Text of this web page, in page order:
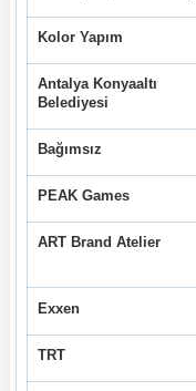
Kolor Yapım
Antalya Konyaaltı
Belediyesi
Bağımsız
PEAK Games
ART Brand Atelier
Exxen
TRT